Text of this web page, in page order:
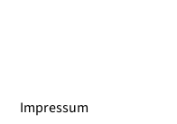
Impressum